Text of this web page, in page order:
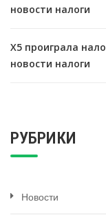
новости налоги
X5 проиграла
новости налоги
РУБРИКИ
Новости